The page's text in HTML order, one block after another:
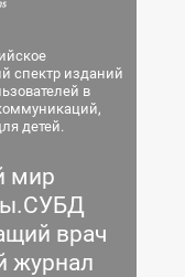
спектр изданий
в
детей.
мир
врач
журнал